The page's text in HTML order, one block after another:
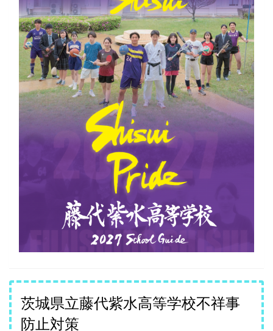
茨城県立藤代紫水高等学校不祥事
防止対策